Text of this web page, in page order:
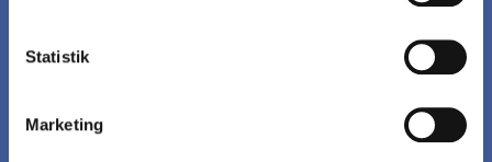
Statistik
Marketing